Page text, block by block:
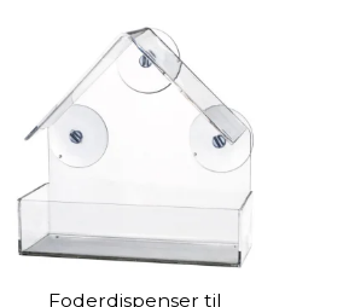
Foderdispenser til